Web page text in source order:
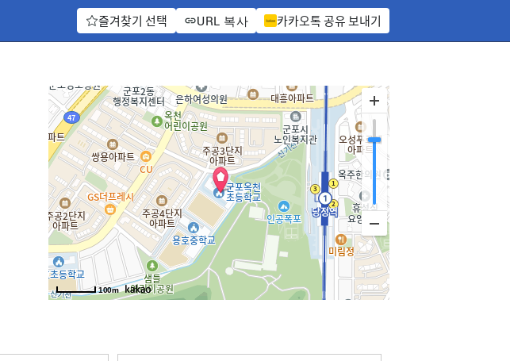
즐겨찾기 선택 URL 복사 카카오톡 공유 보내기
100m